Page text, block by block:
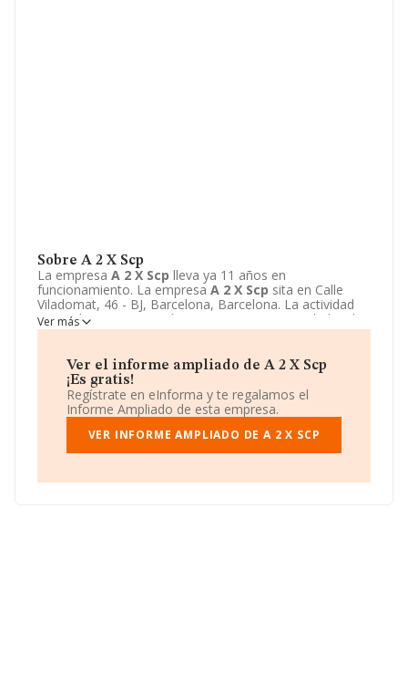
Sobre A 2 X Scp
La empresa A 2 X Scp lleva ya 11 años en
funcionamiento. La empresa A 2 X Scp sita en Calle
Viladomat, 46 - BJ, Barcelona, Barcelona. La actividad
CNAE de esta compañía es 8299 - Otras actividades de
apoyo a las empresas n.c.o.p.. La empreaA 2 X Scpse
Ver más
Ver el informe ampliado de A 2 X Scp
¡Es gratis!
Regístrate en eInforma y te regalamos el
Informe Ampliado de esta empresa.
VER INFORME AMPLIADO DE A 2 X SCP